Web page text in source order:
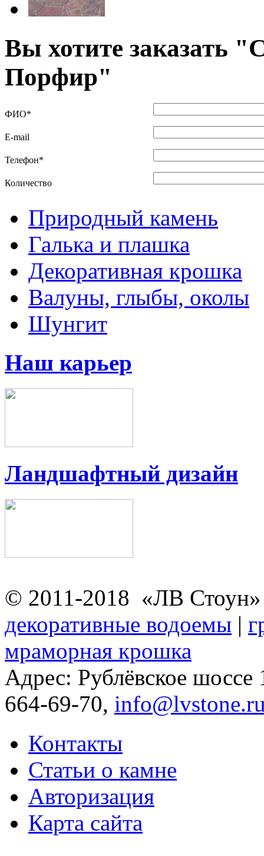
Вы хотите заказать "
Порфир"
ФИО*
E-mail
Телефон*
Количество
Природный камень
Галька и плашка
Декоративная крошка
Валуны, глыбы, околы
Шунгит
Наш карьер
Ландшафтный дизайн
© 2011-2018 «ЛВ
декоративные водоемы |
мраморная крошка
Адрес: Рублёвское
664-69-70,
Контакты
Статьи о камне
Авторизация
Карта сайта